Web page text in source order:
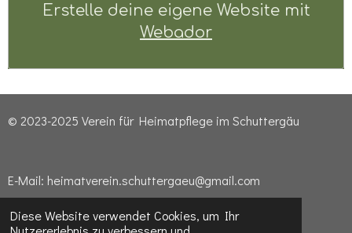
Diese Website verwendet Cookies, um Ihr
Erstelle deine eigene Website mit
Webador
© 2023-2025 Verein für Heimatpflege im Schuttergäu
E-Mail: heimatverein.schuttergaeu@gmail.com